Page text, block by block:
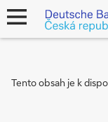
open
Tento obsah je k